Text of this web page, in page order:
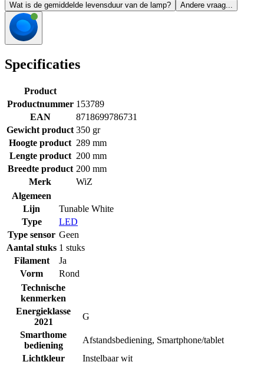
Wat is de gemiddelde levensduur van de lamp?
Andere vraag...
Specificaties
Product
Productnummer 153789
EAN
8718699786731
Gewicht product 350 gr
Hoogte product 289 mm
Lengte product 200 mm
Breedte product 200 mm
Merk
WiZ
Algemeen
Lijn
Tunable White
Type
LED
Type sensor Geen
Aantal stuks 1 stuks
Filament
Ja
Vorm
Rond
Technische
kenmerken
Energieklasse
2021
G
Smarthome
bediening
Afstandsbediening, Smartphone/tablet
Lichtkleur
Instelbaar wit